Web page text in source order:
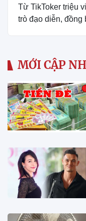
Từ TikToker triệu
trò đạo diễn, đồng
MỚI CẬP